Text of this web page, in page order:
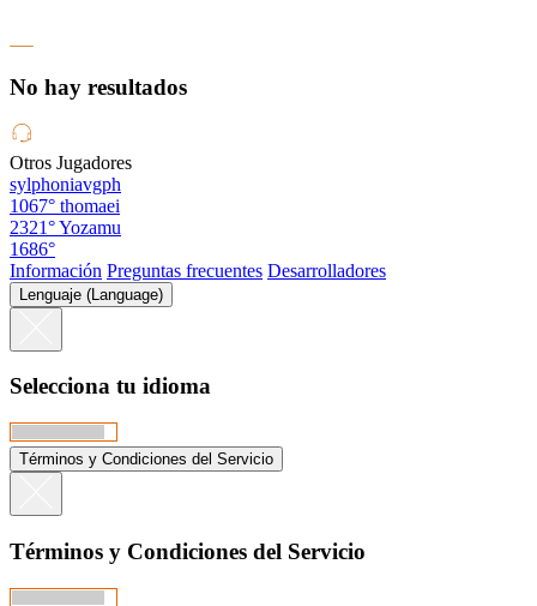
No hay resultados
Otros Jugadores
sylphoniavgph
1067° thomaei
2321°Yozamu
1686°
Información Preguntas frecuentes Desarrolladores
Lenguaje (Language)
Selecciona tu idioma
Términos y Condiciones del Servicio
Términos y Condiciones del Servicio